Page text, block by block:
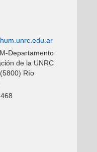
Departamento
de la UNRC
Río